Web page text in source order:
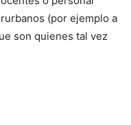
(por ejemplo a
son quienes tal vez